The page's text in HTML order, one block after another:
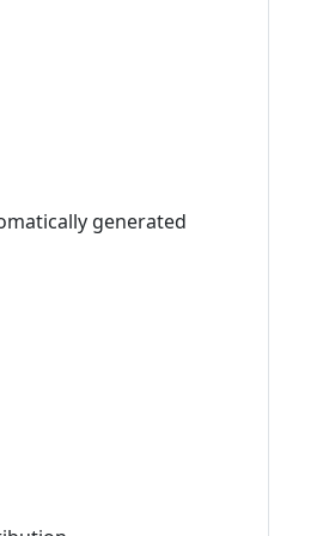
generated